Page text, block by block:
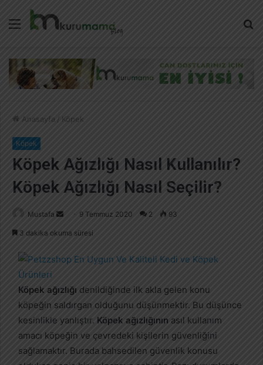
Menü
Anasayfa / Köpek
Köpek
Köpek Ağızlığı Nasıl Kullanılır?
Köpek Ağızlığı Nasıl Seçilir?
Mustafa
e
t
a
g
9 Temmuz 2020 2 93
3 dakika okuma süresi
Köpek ağızlığı denildiğinde ilk akla gelen konu
köpeğin saldırgan olduğunu düşünmektir. Bu düşünce
kesinlikle yanlıştır. Köpek ağızlığının asıl kullanım
amacı köpeğin ve çevredeki kişilerin güvenliğini
sağlamaktır. Burada bahsedilen güvenlik konusu